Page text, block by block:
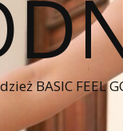
BASIC FEEL